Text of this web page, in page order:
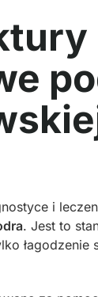
i
. Jest to